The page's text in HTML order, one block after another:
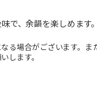
で、余韻を楽しめます。
場合がございます。ま
します。